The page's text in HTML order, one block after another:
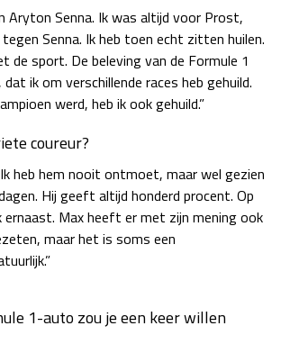
Aryton Senna. Ik was altijd voor Prost,
Senna. Ik heb toen echt zitten huilen.
de sport. De beleving van de Formule 1
ik om verschillende races heb gehuild.
werd, heb ik ook gehuild.”
coureur?
heb hem nooit ontmoet, maar wel gezien
Hij geeft altijd honderd procent. Op
ernaast. Max heeft er met zijn mening ook
maar het is soms een
1-auto zou je een keer willen